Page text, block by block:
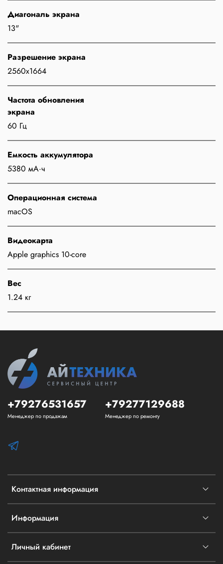
Диагональ экрана
13"
Разрешение экрана
2560x1664
Частота обновления
экрана
60 Гц
Емкость аккумулятора
5380 мА·ч
Операционная система
macOS
Видеокарта
Apple graphics 10-core
Вес
1.24 кг
Контактная информация
Информация
Личный кабинет
+79276531657
Менеджер по продажам
+79277129688
Менеджер по ремонту